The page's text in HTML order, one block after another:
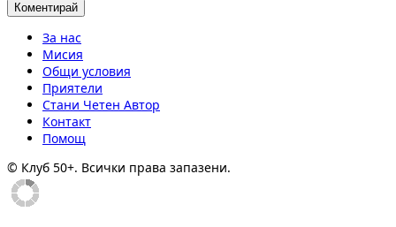
За нас
Мисия
Общи условия
Приятели
Стани Четен Автор
Контакт
Помощ
© Клуб 50+. Всички права запазени.